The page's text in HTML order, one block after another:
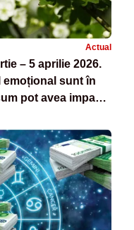
Actual
– 5 aprilie 2026.
sunt în
pot avea impact